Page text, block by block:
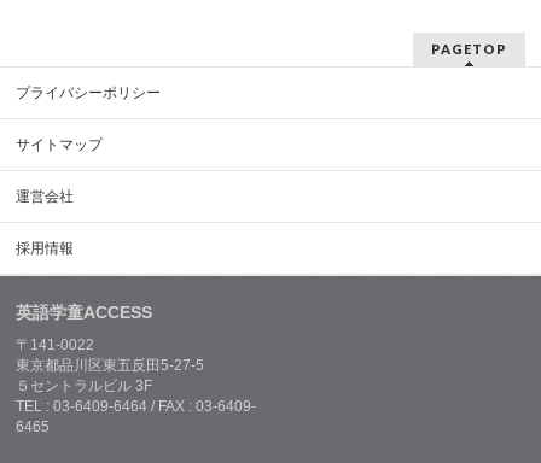
PAGETOP
プライバシーポリシー
サイトマップ
運営会社
採用情報
英語学童ACCESS
〒141-0022
東京都品川区東五反田5-27-5
５セントラルビル 3F
TEL : 03-6409-6464 / FAX : 03-6409-
6465